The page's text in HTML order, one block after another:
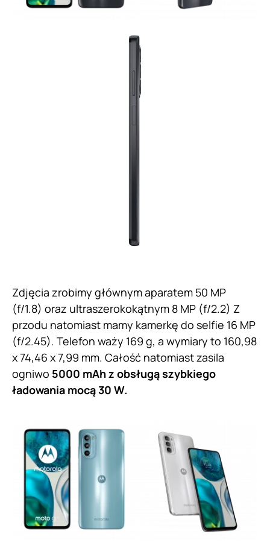
Zdjęcia zrobimy głównym aparatem 50 MP
(f/1.8) oraz ultraszerokokątnym 8 MP (f/2.2) Z
przodu natomiast mamy kamerkę do selfie 16 MP
(f/2.45). Telefon waży 169 g, a wymiary to 160,98
x 74,46 x 7,99 mm. Całość natomiast zasila
ogniwo 5000 mAh z obsługą szybkiego
ładowania mocą 30 W.